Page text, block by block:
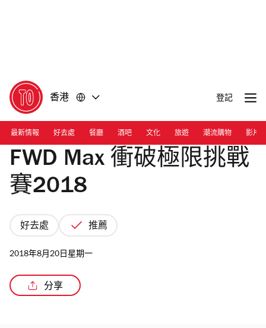
香港 登記
最新情報 好去處 餐廳 酒吧 文化 旅遊 潮流購物 影片
FWD Max 衝破極限挑戰
賽2018
好去處 推薦
2018年8月20日星期一
分享